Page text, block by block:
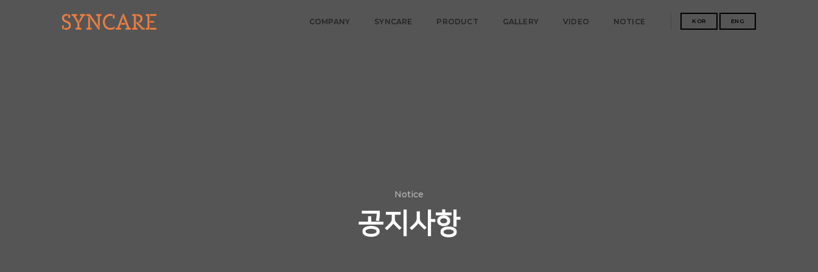
COMPANY SYNCARE PRODUCT GALLERY VIDEO NOTICE KOR ENG
Notice
공지사항